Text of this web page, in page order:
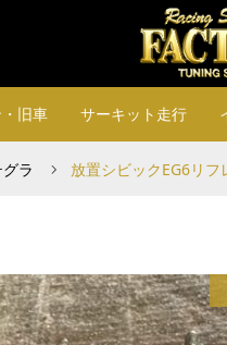
旧車 サーキット走行
ラ 放置シビックEG6リ